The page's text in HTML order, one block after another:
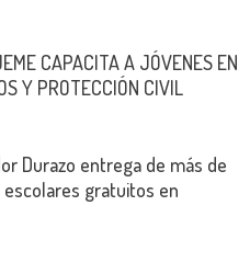
CAPACITA A JÓVENES EN
Y PROTECCIÓN CIVIL
Durazo entrega de más de
gratuitos en